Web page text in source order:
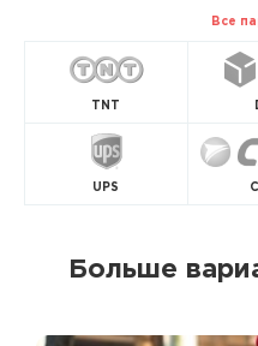
Все
TNT
UPS
Больше